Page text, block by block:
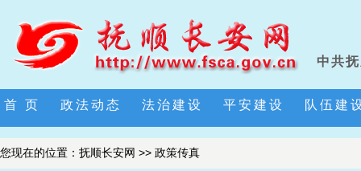
中共
首 页 政法动态 法治建设 平安建设 队伍建
您现在的位置： 抚顺长安网 >> 政策传真